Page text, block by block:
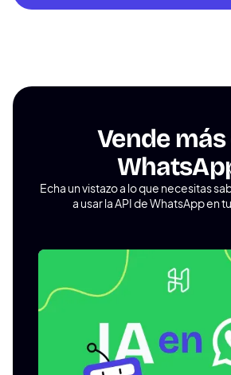
Vende más
Echa un vistazo a lo que necesitas
a usar la API de WhatsApp en